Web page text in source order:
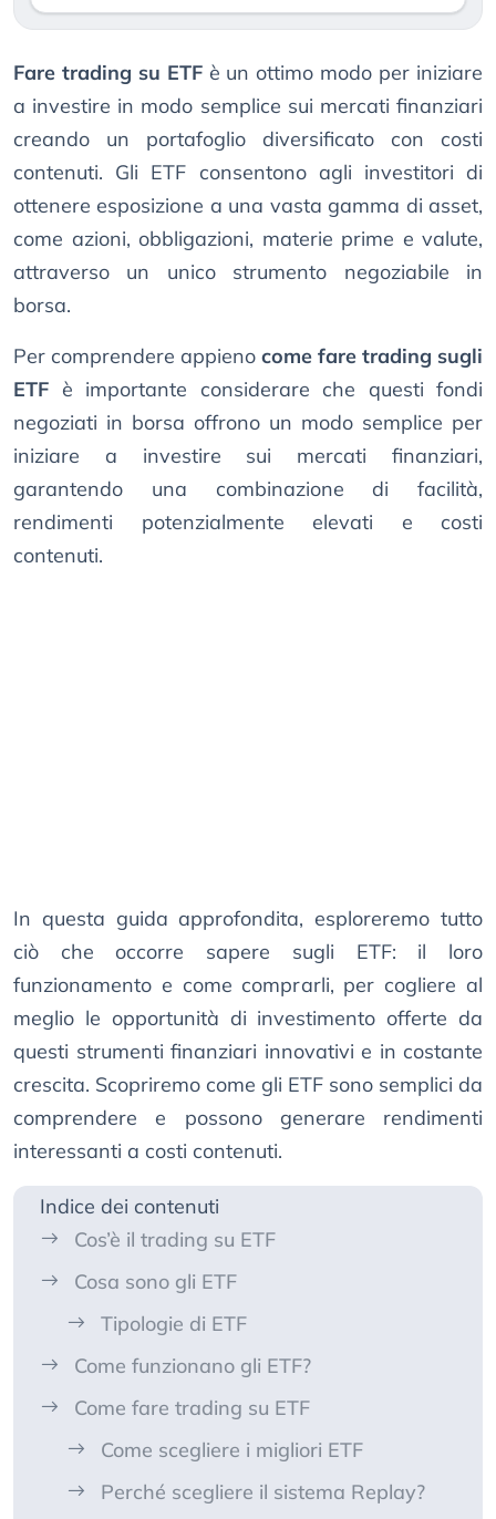
Fare trading su ETFè un ottimo modo per iniziare
a investire in modo semplice sui mercati finanziari
creando un portafoglio diversificato con costi
contenuti. Gli ETF consentono agli investitori di
ottenere esposizione a una vasta gamma di asset,
come azioni, obbligazioni, materie prime e valute,
attraverso un unico strumento negoziabile in
borsa.
Per comprendere appieno come fare trading sugli
ETF è importante considerare che questi fondi
negoziati in borsa offrono un modo semplice per
iniziare a investire sui mercati finanziari,
garantendo una combinazione di facilità,
rendimenti potenzialmente elevati e costi
contenuti.
In questa guida approfondita, esploreremo tutto
ciò che occorre sapere sugli ETF: il loro
funzionamento e come comprarli, per cogliere al
meglio le opportunità di investimento offerte da
questi strumenti finanziari innovativi e in costante
crescita. Scopriremo come gli ETF sono semplici da
comprendere e possono generare rendimenti
interessanti a costi contenuti.
Indice dei contenuti
Cos’è il trading su ETF
Cosa sono gli ETF
Tipologie di ETF
Come funzionano gli ETF?
Come fare trading su ETF
Come scegliere i migliori ETF
Perché scegliere il sistema Replay?